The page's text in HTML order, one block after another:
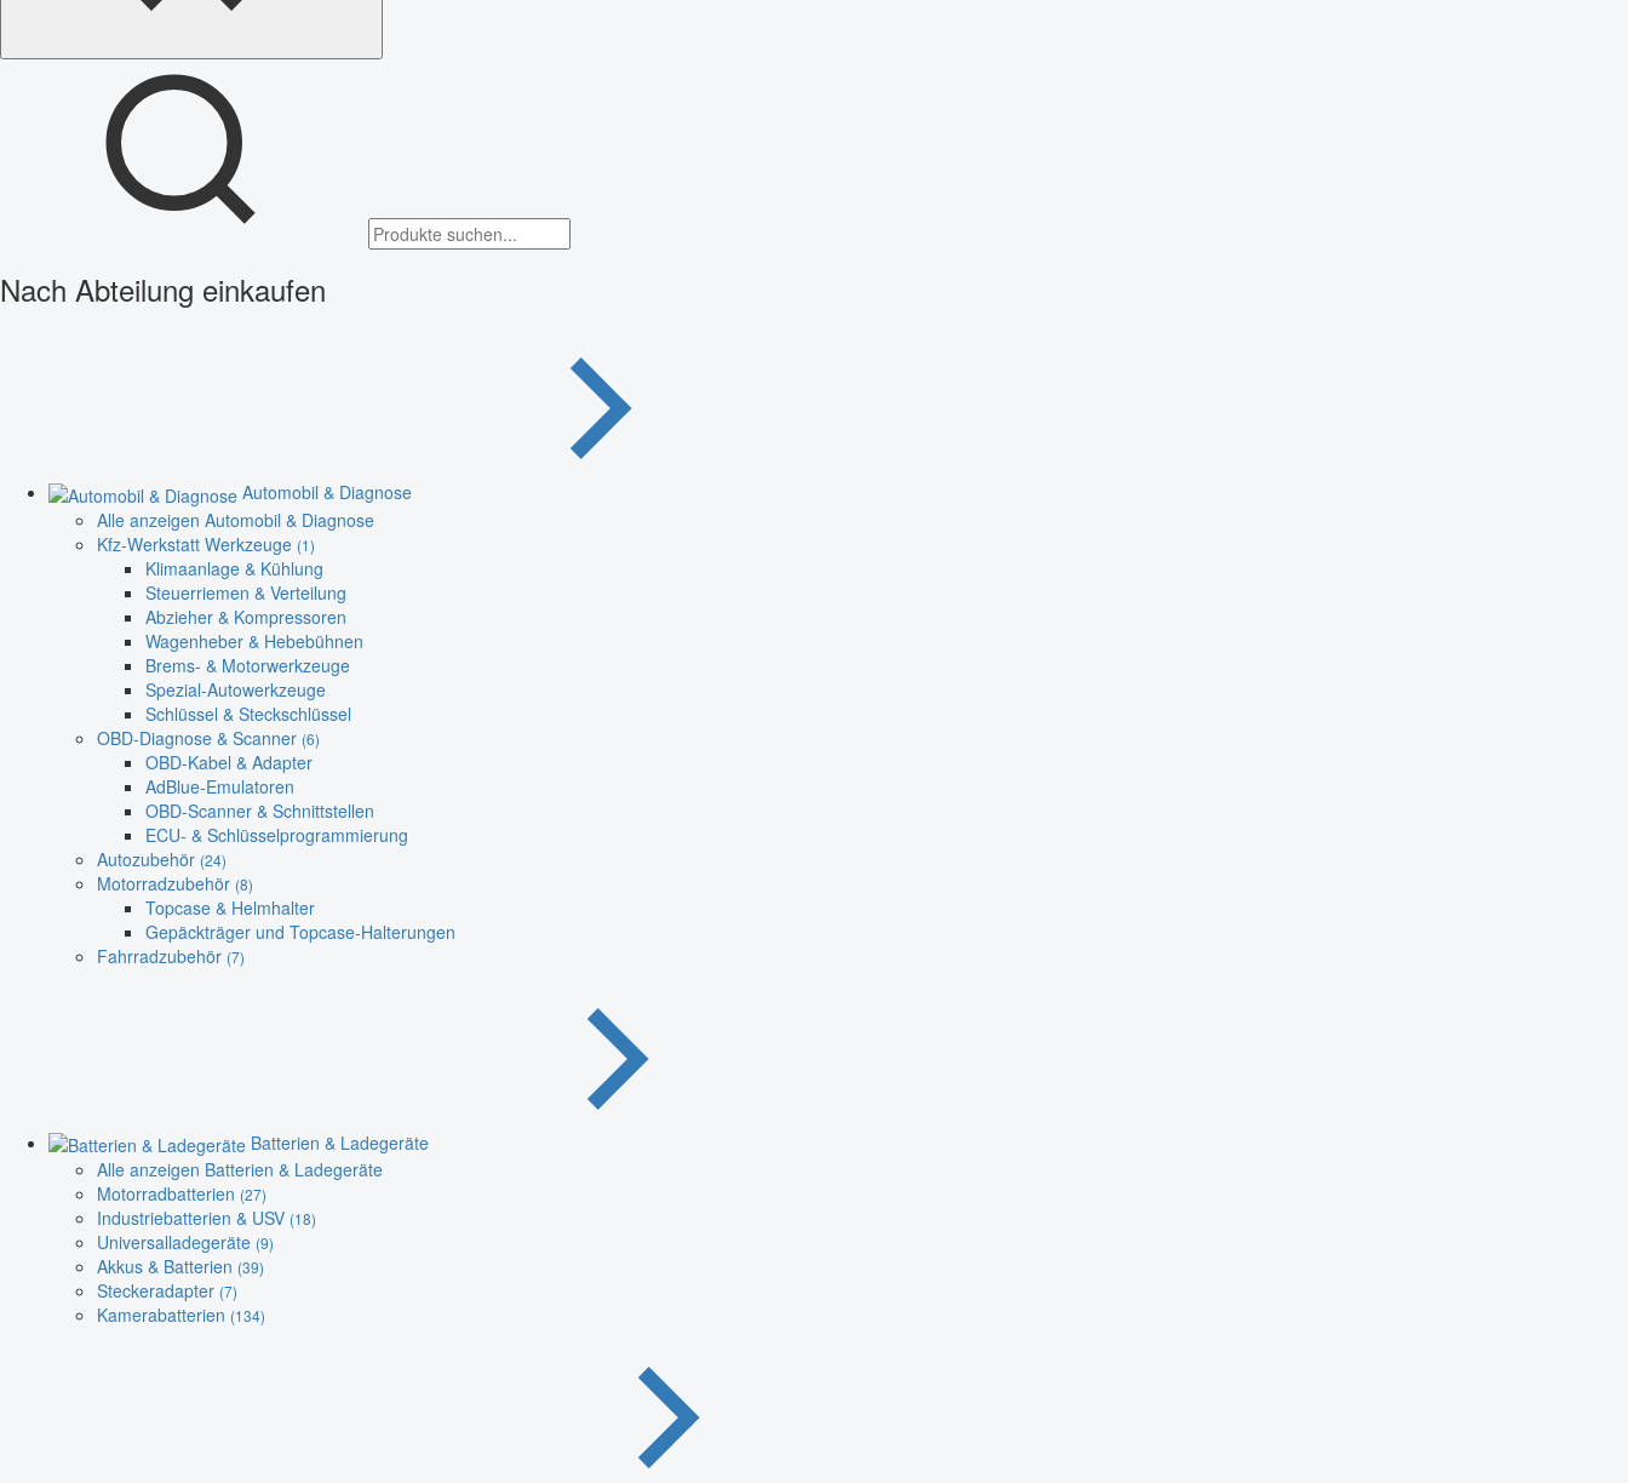
Nach Abteilung einkaufen
Automobil & Diagnose
Alle anzeigen Automobil & Diagnose
Kfz-Werkstatt Werkzeuge (1)
Klimaanlage & Kühlung
Steuerriemen & Verteilung
Abzieher & Kompressoren
Wagenheber & Hebebühnen
Brems- & Motorwerkzeuge
Spezial-Autowerkzeuge
Schlüssel & Steckschlüssel
OBD-Diagnose & Scanner (6)
OBD-Kabel & Adapter
AdBlue-Emulatoren
OBD-Scanner & Schnittstellen
ECU- & Schlüsselprogrammierung
Autozubehör (24)
Motorradzubehör (8)
Topcase & Helmhalter
Gepäckträger und Topcase-Halterungen
Fahrradzubehör (7)
Batterien & Ladegeräte
Alle anzeigen Batterien & Ladegeräte
Motorradbatterien (27)
Industriebatterien & USV (18)
Universalladegeräte (9)
Akkus & Batterien (39)
Steckeradapter (7)
Kamerabatterien (134)